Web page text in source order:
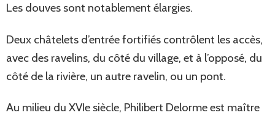
Les douves sont notablement élargies.
Deux châtelets d’entrée fortifiés contrôlent les accès,
avec des ravelins, du côté du village, et à l’opposé, du
côté de la rivière, un autre ravelin, ou un pont.
Au milieu du XVIe siècle, Philibert Delorme est maître